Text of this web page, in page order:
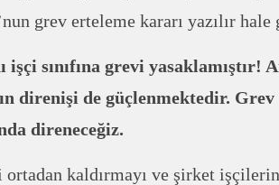
grev erteleme kararı yazılır
işçi sınıfına grevi yasaklamıştır!
direnişi de güçlenmektedir.
direneceğiz.
kaldırmayı ve şirket